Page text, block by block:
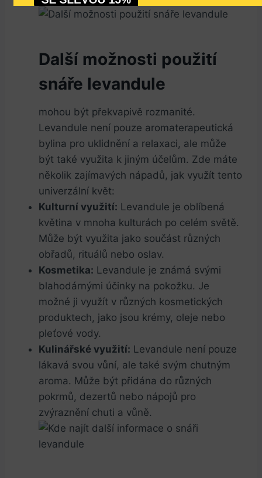
Další možnosti použití
snáře levandule
mohou být překvapivě rozmanité.
Levandule není pouze aromaterapeutická
bylina pro uklidnění a relaxaci, ale může
být také využita k jiným účelům. Zde máte
několik zajímavých nápadů, jak využít tento
univerzální květ:
Kulturní využití: Levandule je oblíbená
květina v mnoha kulturách po celém světě.
Může být využita jako součást různých
obřadů, rituálů nebo oslav.
Kosmetika: Levandule je známá svými
blahodárnými účinky na pokožku. Je
možné ji využít v různých kosmetických
produktech, jako jsou krémy, oleje nebo
pleťové vody.
Kulinářské využití: Levandule není pouze
lákavá svou vůní, ale také svým chutným
aroma. Může být přidána do různých
pokrmů, dezertů nebo nápojů pro
zvýraznění chuti a vůně.
SVĚŽÍ